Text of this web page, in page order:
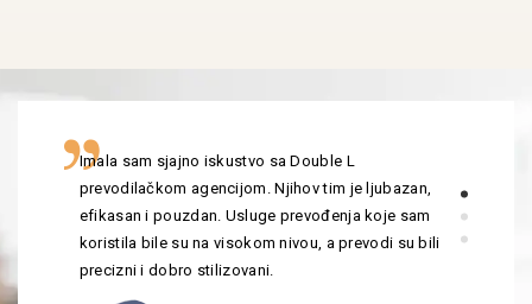
Imala sam sjajno iskustvo sa Double L
prevodilačkom agencijom. Njihov tim je ljubazan,
efikasan i pouzdan. Usluge prevođenja koje sam
koristila bile su na visokom nivou, a prevodi su bili
precizni i dobro stilizovani.